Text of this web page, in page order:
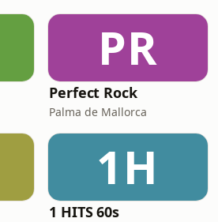
PR
Perfect Rock
Palma de Mallorca
1H
1 HITS 60s